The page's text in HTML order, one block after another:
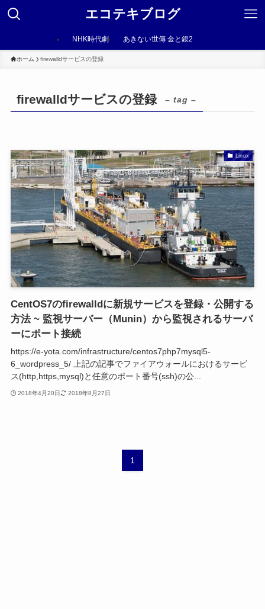
エコテキブログ
NHK時代劇 あきない世傳 金と銀2
ホーム firewalldサービスの登録
firewalldサービスの登録 – tag –
Linux
CentOS7のfirewalldに新規サービスを登録・公開する
方法 ~ 監視サーバー（Munin）から監視されるサーバ
ーにポート接続
https://e-yota.com/infrastructure/centos7php7mysql5-
6_wordpress_5/ 上記の記事でファイアウォールにおけるサービ
ス(http,https,mysql)と任意のポート番号(ssh)の公...
2018年4月20日 2018年8月27日
1